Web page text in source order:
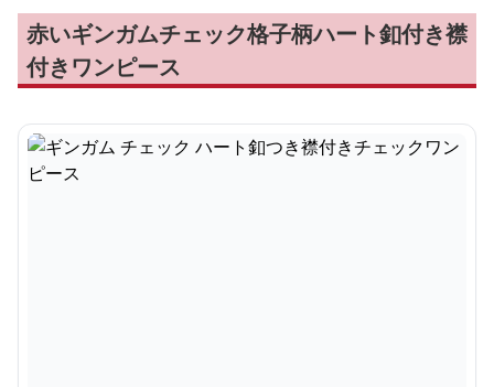
赤いギンガムチェック格子柄ハート釦付き襟
付きワンピース